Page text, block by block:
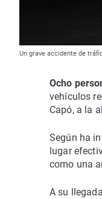
Un grave accidente de
Ocho
vehículos
Capó, a la
Según ha
lugar
como una
A su